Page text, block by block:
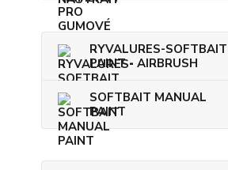
RYVALURES-SOFTBAIT
PAINT - AIRBRUSH
SOFTBAIT MANUAL
PAINT